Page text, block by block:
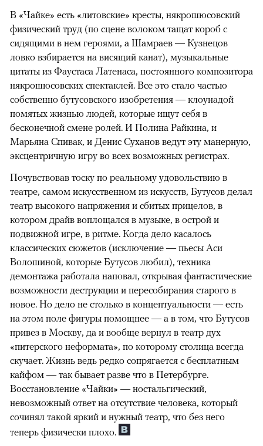
В «Чайке» есть «литовские» кресты, някрошюсовский
физический труд (по сцене волоком тащат короб с
сидящими в нем героями, а Шамраев — Кузнецов
ловко взбирается на висящий канат), музыкальные
цитаты из Фаустаса Латенаса, постоянного композитора
някрошюсовских спектаклей. Все это стало частью
собственно бутусовского изобретения — клоунадой
помятых жизнью людей, которые ищут себя в
бесконечной смене ролей. И Полина Райкина, и
Марьяна Спивак, и Денис Суханов ведут эту манерную,
эксцентричную игру во всех возможных регистрах.
Почувствовав тоску по реальному удовольствию в
театре, самом искусственном из искусств, Бутусов делал
театр высокого напряжения и сбитых прицелов, в
котором драйв воплощался в музыке, в острой и
подвижной игре, в ритме. Когда дело касалось
классических сюжетов (исключение — пьесы Аси
Волошиной, которые Бутусов любил), техника
демонтажа работала наповал, открывая фантастические
возможности деструкции и пересобирания старого в
новое. Но дело не столько в концептуальности — есть
на этом поле фигуры помощнее — а в том, что Бутусов
привез в Москву, да и вообще вернул в театр дух
«питерского неформата», по которому столица всегда
скучает. Жизнь ведь редко сопрягается с бесплатным
кайфом — так бывает разве что в Петербурге.
Восстановление «Чайки» — ностальгический,
невозможный ответ на отсутствие человека, который
сочинял такой яркий и нужный театр, что без него
теперь физически плохо.